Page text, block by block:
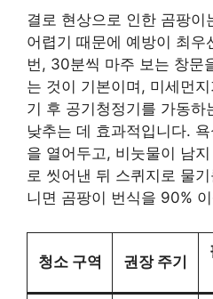
결로 현상으로 인한 곰팡이
어렵기 때문에 예방이 최
번, 30분씩 마주 보는 창문
는 것이 기본이며, 미세먼
기 후 공기청정기를 가동하
낮추는 데 효과적입니다.
을 열어두고, 비눗물이 남
로 씻어낸 뒤 스퀴지로 물
니면 곰팡이 번식을 90%
청소 구역 권장 주기